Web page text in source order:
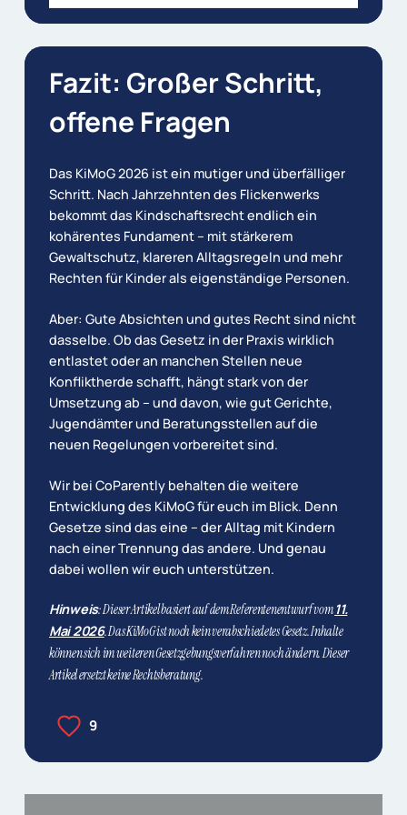
in hochstrittigen Trennungssituationen
sollte das Wohl des Kindes dabei genau
im Blick behalten werden.
Fazit: GroßerSchritt,
offene Fragen
Das KiMoG 2026 ist ein mutiger und überfälliger
Schritt. Nach Jahrzehnten des Flickenwerks
bekommt das Kindschaftsrecht endlich ein
kohärentes Fundament – mit stärkerem
Gewaltschutz, klareren Alltagsregeln und mehr
Rechten für Kinder als eigenständige Personen.
Aber: Gute Absichten und gutes Recht sind nicht
dasselbe. Ob das Gesetz in der Praxis wirklich
entlastet oder an manchen Stellen neue
Konfliktherde schafft, hängt stark von der
Umsetzung ab – und davon, wie gut Gerichte,
Jugendämter und Beratungsstellen auf die
neuen Regelungen vorbereitet sind.
Wir bei CoParently behalten die weitere
Entwicklung des KiMoG für euch im Blick. Denn
Gesetze sind das eine – der Alltag mit Kindern
nach einer Trennung das andere. Und genau
dabei wollen wir euch unterstützen.
Hinweis: Dieser Artikel basiert auf dem Referentenentwurf vom11.
Mai 2026. Das KiMoG ist noch kein verabschiedetes Gesetz. Inhalte
können sich im weiteren Gesetzgebungsverfahren noch ändern. Dieser
Artikel ersetzt keine Rechtsberatung.
9